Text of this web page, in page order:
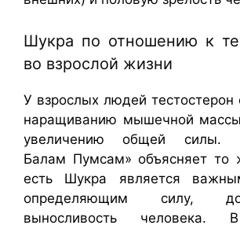
Шукра по отношению к
во взрослой жизни
У взрослых людей тестостерон
наращиванию мышечной
увеличению общей силы.
Балам Пумсам» объясняет то
есть Шукра является
определяющим силу,
выносливость человека.